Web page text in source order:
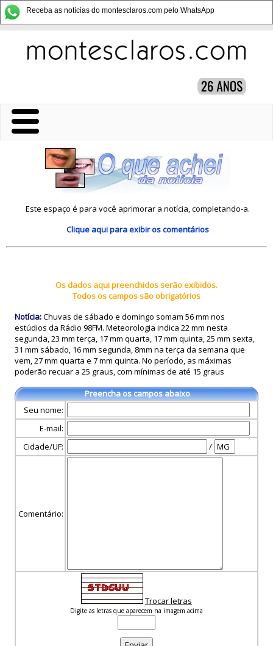
Receba as notícias do montesclaros.com pelo WhatsApp
Este espaço é para você aprimorar a notícia, completando-a.
Clique aquipara exibir os comentários
Os dados aqui preenchidos serão exibidos.
Todos os campos são obrigatórios
Notícia:Chuvas de sábado e domingo somam 56 mm nos
estúdios da Rádio 98FM. Meteorologia indica 22 mm nesta
segunda, 23 mm terça, 17 mm quarta, 17 mm quinta, 25 mm sexta,
31 mm sábado, 16 mm segunda, 8mm na terça da semana que
vem, 27 mm quarta e 7 mm quinta. No período, as máximas
poderão recuar a 25 graus, com mínimas de até 15 graus
Preencha os campos abaixo
Seu nome:
E-mail:
Cidade/UF:
/
Comentário:
Trocar letras
Digite as letras que aparecem na imagem acima